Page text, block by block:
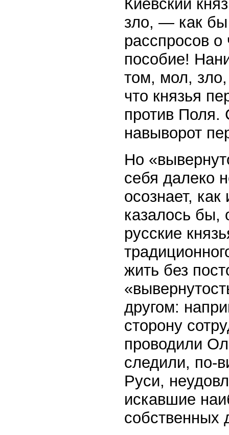
Киевский
зло, — как бы
расспросов
пособие!
том, мол,
что князья
против Поля.
навыворот
Но
себя далеко
осознает,
казалось бы,
русские
жить без
другом:
сторону
проводили
следили, по-
Руси,
искавшие
собственных